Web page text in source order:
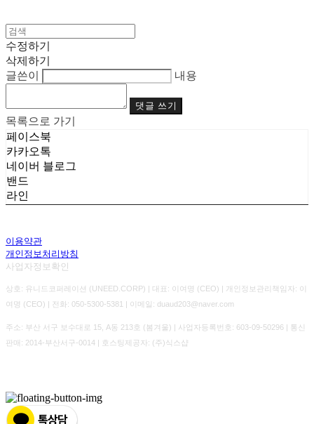
수정하기
삭제하기
글쓴이
내용
댓글 쓰기
목록으로 가기
페이스북
카카오톡
네이버 블로그
밴드
라인
이용약관
개인정보처리방침
사업자정보확인
상호: 유니드코퍼레이션 (UNEED.CORP) | 대표: 이여명 (CEO) | 개인정보관리책임자: 이
여명 (CEO) | 전화: 050-5300-5381 | 이메일: duaud203@naver.com
주소: 부산 서구 보수대로 15, A동 213호 (봄겨울) | 사업자등록번호: 603-09-50296 | 통신
판매: 2014-부산서구-0014 | 호스팅제공자: (주)식스샵